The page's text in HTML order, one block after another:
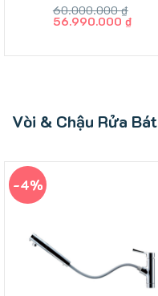
60.000.000₫
Giá
60.000.000 ₫.
56.990.000 ₫Giá
là:
Vòi & Chậu Rửa Bát
-4%